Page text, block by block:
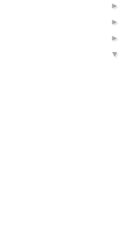
►
►
►
▼